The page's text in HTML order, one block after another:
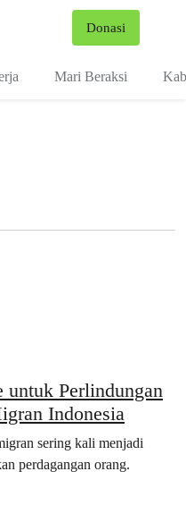
Donasi
Mari Beraksi
untuk Perlindungan
Indonesia
sering kali menjadi
perdagangan orang.